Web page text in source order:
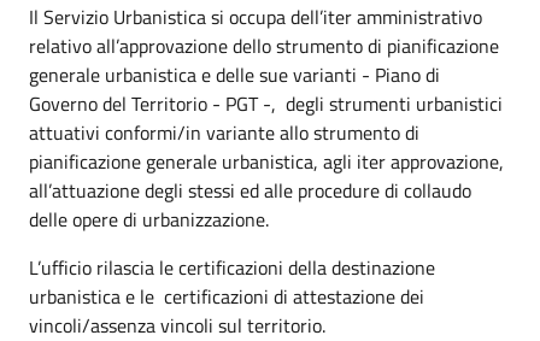
Il Servizio Urbanistica si occupa dell’iter amministrativo
relativo all’approvazione dello strumento di pianificazione
generale urbanistica e delle sue varianti - Piano di
Governo del Territorio - PGT -, degli strumenti urbanistici
attuativi conformi/in variante allo strumento di
pianificazione generale urbanistica, agli iter approvazione,
all’attuazione degli stessi ed alle procedure di collaudo
delle opere di urbanizzazione.
L’ufficio rilascia le certificazioni della destinazione
urbanistica e le certificazioni di attestazione dei
vincoli/assenza vincoli sul territorio.